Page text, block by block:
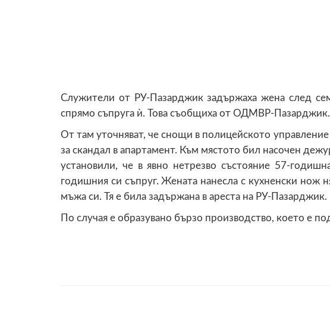
Служители от РУ-Пазарджик задържаха жена след
спрямо съпруга ѝ. Това съобщиха от ОДМВР-Пазарджик.
От там уточняват, че снощи в полицейското
за скандал в апартамент. Към мястото бил насочен
установили, че в явно нетрезво състояние 57-
годишния си съпруг. Жената нанесла с кухненски нож
мъжа си. Тя е била задържана в ареста на РУ-Пазарджик.
По случая е образувано бързо производство, което е